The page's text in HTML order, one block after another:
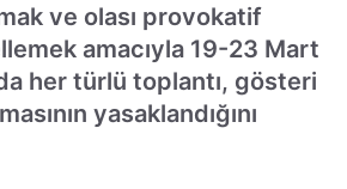
ve olası provokatif
amacıyla 19-23 Mart
her türlü toplantı, gösteri
yasaklandığını